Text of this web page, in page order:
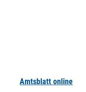
Amtsblatt online